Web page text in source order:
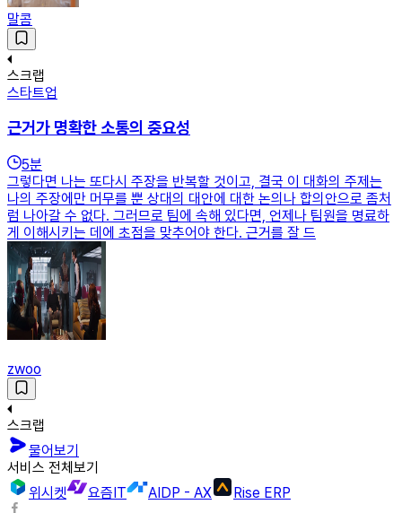
말콤
스크랩
스타트업
근거가 명확한 소통의 중요성
5분
그렇다면 나는 또다시 주장을 반복할 것이고, 결국 이 대화의 주제는
나의 주장에만 머무를 뿐 상대의 대안에 대한 논의나 합의안으로 좀처
럼 나아갈 수 없다. 그러므로 팀에 속해 있다면, 언제나 팀원을 명료하
게 이해시키는 데에 초점을 맞추어야 한다. 근거를 잘 드
zwoo
스크랩
물어보기
서비스 전체보기
위시켓
요즘IT AIDP - AX Rise ERP